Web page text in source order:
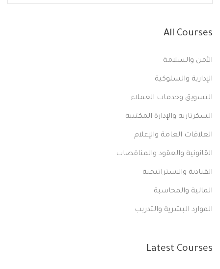
All Courses
الأمن والسلامة
الإدارية والسلوكية
التسويق وخدمات العملاء
السكرتارية والإدارة المكتبية
العلاقات العامة والإعلام
القانونية والعقود والمناقصات
القيادية والاستراتيجية
المالية والمحاسبة
الموارد البشرية والتدريب
Latest Courses